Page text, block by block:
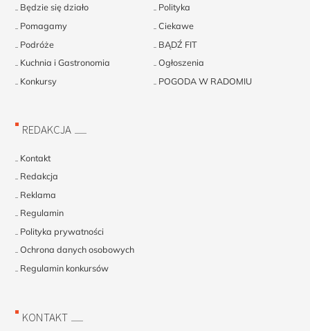
Będzie się działo
Polityka
Pomagamy
Ciekawe
Podróże
BĄDŹ FIT
Kuchnia i Gastronomia
Ogłoszenia
Konkursy
POGODA W RADOMIU
REDAKCJA
Kontakt
Redakcja
Reklama
Regulamin
Polityka prywatności
Ochrona danych osobowych
Regulamin konkursów
KONTAKT